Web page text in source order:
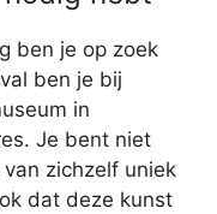
ben je op zoek
ben je bij
in
Je bent niet
zichzelf uniek
dat deze kunst